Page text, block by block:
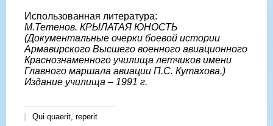
Использованная литература:
М.Тетенов. КРЫЛАТАЯ ЮНОСТЬ
(Документальные очерки боевой истории
Армавирского Высшего военного авиационного
Краснознаменного училища летчиков имени
Главного маршала авиации П.С. Кутахова.)
Издание училища – 1991 г.
Qui quaerit, reperit